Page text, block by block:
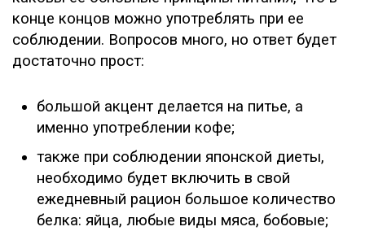
конце концов можно употреблять при ее
соблюдении. Вопросов много, но ответ будет
достаточно прост:
большой акцент делается на питье, а
именно употреблении кофе;
также при соблюдении японской диеты,
необходимо будет включить в свой
ежедневный рацион большое количество
белка: яйца, любые виды мяса, бобовые;